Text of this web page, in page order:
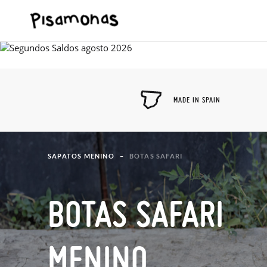
MADE IN SPAIN
SAPATOS MENINO BOTAS SAFARI
BOTAS SAFARI